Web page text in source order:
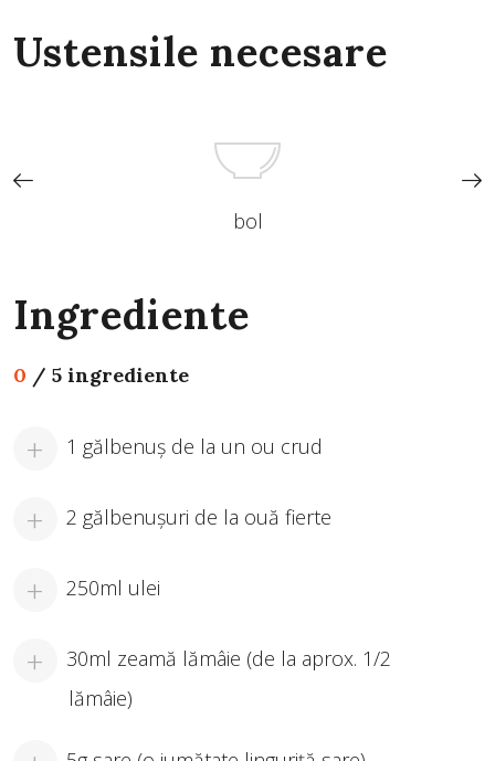
Ustensile necesare
bol
Ingrediente
0 / 5 ingrediente
1 gălbenuș de la un ou crud
2 gălbenușuri de la ouă fierte
250ml ulei
30ml zeamă lămâie (de la aprox. 1/2
lămâie)